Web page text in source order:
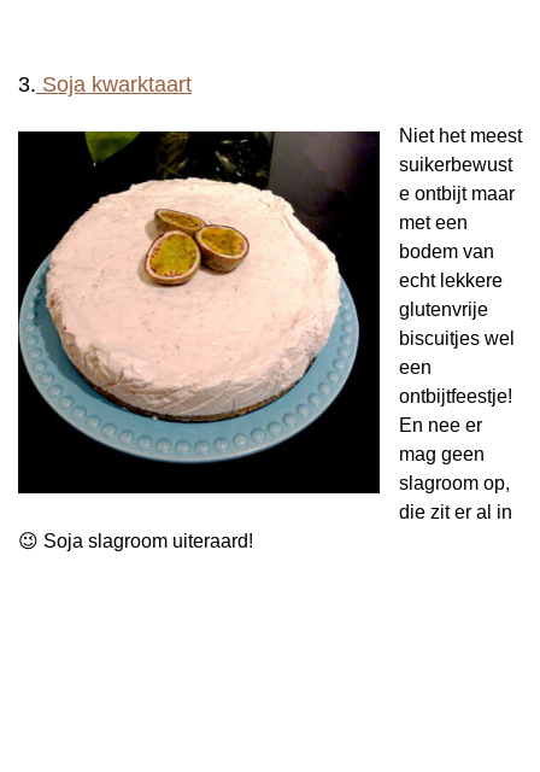
3. Soja kwarktaart
Niet het meest
suikerbewust
e ontbijt maar
met een
bodem van
echt lekkere
glutenvrije
biscuitjes wel
een
ontbijtfeestje!
En nee er
mag geen
slagroom op,
die zit er al in
😉 Soja slagroom uiteraard!